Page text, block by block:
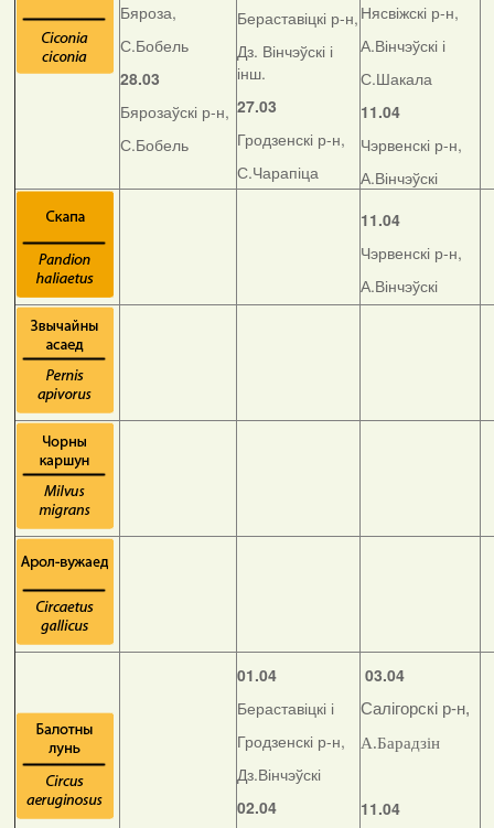
Бяроза,
С.Бобель
28.03
Бярозаўскі р-н,
С.Бобель
Бераставіцкі р-н,
Дз. Вінчэўскі і
інш.
27.03
Гродзенскі р-н,
С.Чарапіца
Нясвіжскі р-н,
А.Вінчэўскі і
С.Шакала
11.04
Чэрвенскі р-н,
А.Вінчэўскі
11.04
Чэрвенскі р-н,
А.Вінчэўскі
01.04
Бераставіцкі і
Гродзенскі р-н,
Дз.Вінчэўскі
02.04
03.04
Салігорскі р-н,
А.Барадзін
11.04